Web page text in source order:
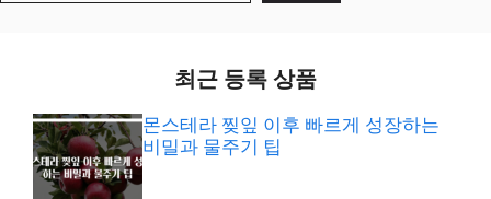
최근 등록 상품
몬스테라 찢잎 이후 빠르게 성장하는
비밀과 물주기 팁